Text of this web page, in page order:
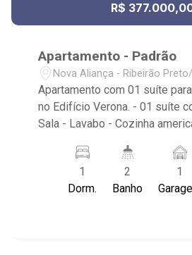
R$
Apartamento - Padrão
Nova Aliança - Ribeirão
Apartamento com 01 suíte
no Edifício Verona. - 01 suíte com armários -
Sala - Lavabo - Cozinha
01 vaga coberta - Portaria
Pão de Açucar e Verace Pizza.
1
Dorm.
2
Banho
1